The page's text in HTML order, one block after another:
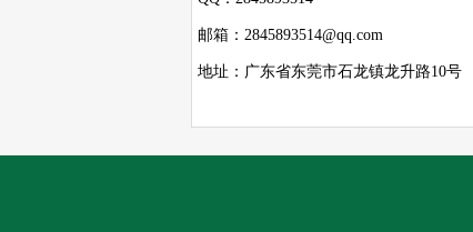
邮箱：2845893514@qq.com
地址：广东省东莞市石龙镇龙升路10号